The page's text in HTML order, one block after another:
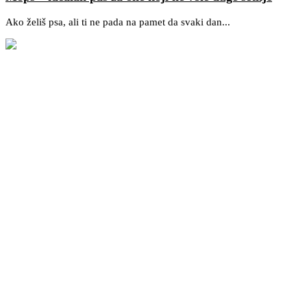
Ako želiš psa, ali ti ne pada na pamet da svaki dan...